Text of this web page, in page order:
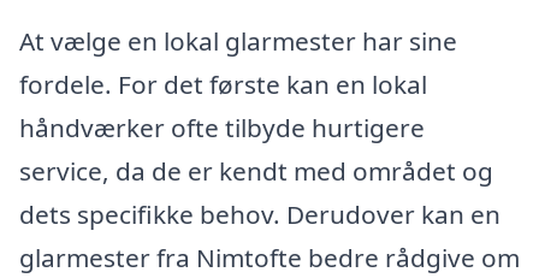
At vælge en lokal glarmester har sine
fordele. For det første kan en lokal
håndværker ofte tilbyde hurtigere
service, da de er kendt med området og
dets specifikke behov. Derudover kan en
glarmester fra Nimtofte bedre rådgive om